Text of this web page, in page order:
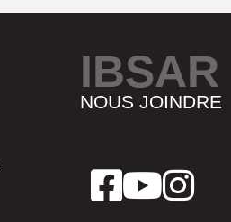
IBSAR
NOUS JOINDRE